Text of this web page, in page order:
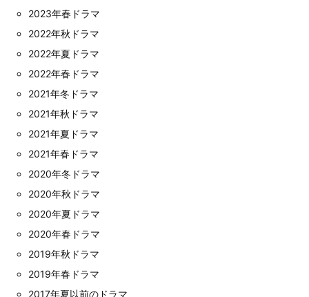
2023年春ドラマ
2022年秋ドラマ
2022年夏ドラマ
2022年春ドラマ
2021年冬ドラマ
2021年秋ドラマ
2021年夏ドラマ
2021年春ドラマ
2020年冬ドラマ
2020年秋ドラマ
2020年夏ドラマ
2020年春ドラマ
2019年秋ドラマ
2019年春ドラマ
2017年夏以前のドラマ